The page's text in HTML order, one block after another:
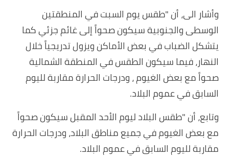
وأشار الى، أن "طقس يوم السبت في المنطقتين
الوسطى والجنوبية سيكون صحواً إلى غائم جزئي كما
يتشكل الضباب في بعض الأماكن ويزول تدريجياً خلال
النهار، فيما سيكون الطقس في المنطقة الشمالية
صحواً مع بعض الغيوم ، ودرجات الحرارة مقاربة لليوم
السابق في عموم البلاد.
وتابع، أن "طقس البلاد ليوم الأحد المقبل سيكون صحواً
مع بعض الغيوم في جميع مناطق البلاد، ودرجات الحرارة
مقاربة لليوم السابق في عموم البلاد.